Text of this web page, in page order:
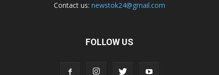
Contact us: newstok24@gmail.com
FOLLOW US